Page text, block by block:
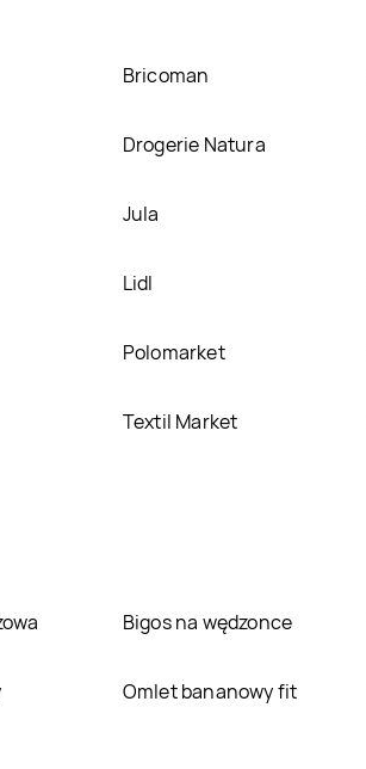
Bricoman
Drogerie Natura
Jula
Lidl
Polomarket
Textil Market
Bigos na wędzonce
Omlet bananowy fit